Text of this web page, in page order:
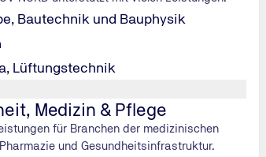
Bautechnik und Bauphysik
Lüftungstechnik
Medizin & Pflege
für Branchen der medizinischen
und Gesundheitsinfrastruktur.
von Bildungsmaßnahmen. Unsere
Museum